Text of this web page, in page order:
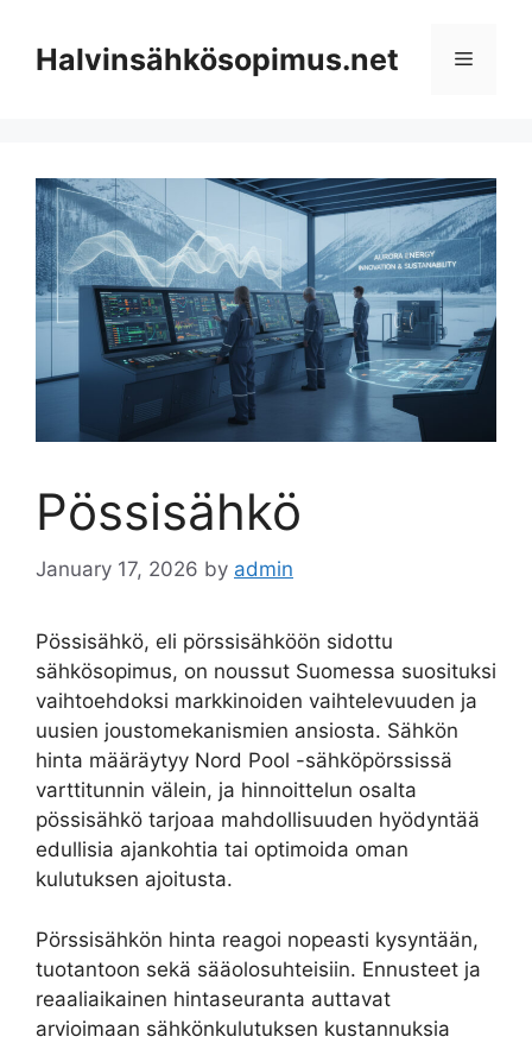
contentHalvinsähkösopimus.net Menu
Pössisähkö
January 17, 2026 by admin
Pössisähkö, eli pörssisähköön sidottu
sähkösopimus, on noussut Suomessa suosituksi
vaihtoehdoksi markkinoiden vaihtelevuuden ja
uusien joustomekanismien ansiosta. Sähkön
hinta määräytyy Nord Pool -sähköpörssissä
varttitunnin välein, ja hinnoittelun osalta
pössisähkö tarjoaa mahdollisuuden hyödyntää
edullisia ajankohtia tai optimoida oman
kulutuksen ajoitusta.
Pörssisähkön hinta reagoi nopeasti kysyntään,
tuotantoon sekä sääolosuhteisiin. Ennusteet ja
reaaliaikainen hintaseuranta auttavat
arvioimaan sähkönkulutuksen kustannuksia